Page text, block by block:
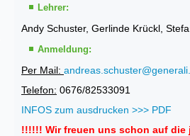
Lehrer:
Andy Schuster, Gerlinde Krückl,
Anmeldung:
Per Mail:
Telefon: 0676/82533091
INFOS zum ausdrucken >>> PDF
!!!!!! Wir freuen uns schon auf